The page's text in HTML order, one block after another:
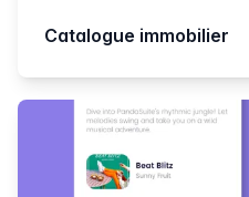
Catalogue immobilier